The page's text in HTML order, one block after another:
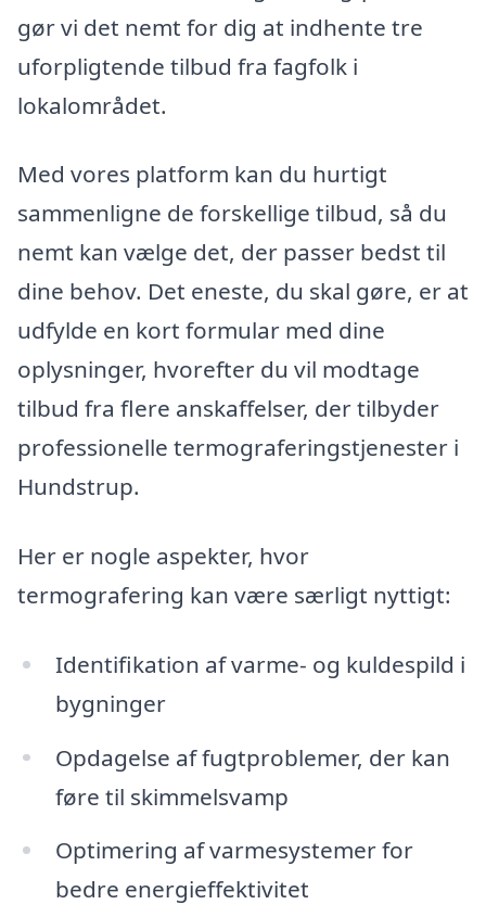
gør vi det nemt for dig at indhente tre
uforpligtende tilbud fra fagfolk i
lokalområdet.
Med vores platform kan du hurtigt
sammenligne de forskellige tilbud, så du
nemt kan vælge det, der passer bedst til
dine behov. Det eneste, du skal gøre, er at
udfylde en kort formular med dine
oplysninger, hvorefter du vil modtage
tilbud fra flere anskaffelser, der tilbyder
professionelle termograferingstjenester i
Hundstrup.
Her er nogle aspekter, hvor
termografering kan være særligt nyttigt:
Identifikation af varme- og kuldespild i
bygninger
Opdagelse af fugtproblemer, der kan
føre til skimmelsvamp
Optimering af varmesystemer for
bedre energieffektivitet